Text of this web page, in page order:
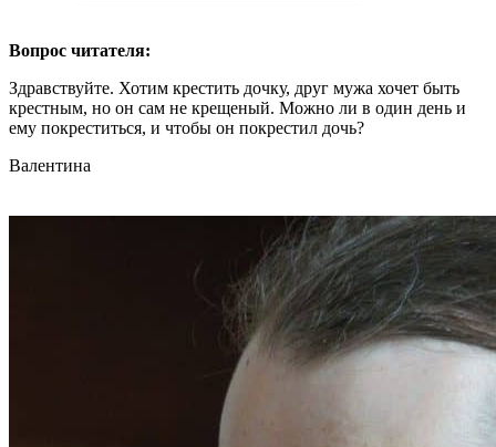
Вопрос читателя:
Здравствуйте. Хотим крестить дочку, друг мужа хочет быть
крестным, но он сам не крещеный. Можно ли в один день и
ему покреститься, и чтобы он покрестил дочь?
Валентина